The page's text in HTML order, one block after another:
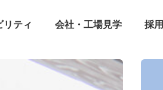
ティ 会社・工場見学 採